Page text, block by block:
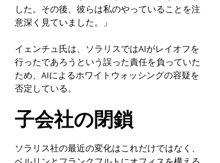
した。その後、彼らは私のやっていることを注
意深く見ていました。」
イェンチュ氏は、ソラリスではAIがレイオフを
行ったであろうという誤った責任を負っていた
ため、AIによるホワイトウォッシングの容疑を
否定している。
子会社の閉鎖
ソラリス社の最近の変化はこれだけではなく、